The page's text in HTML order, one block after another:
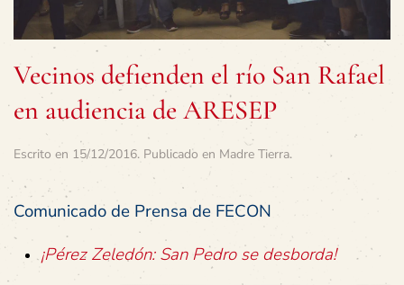
Vecinos defienden el río San Rafael
en audiencia de ARESEP
Escrito en 15/12/2016. Publicado en Madre Tierra.
Comunicado de Prensa de FECON
¡Pérez Zeledón: San Pedro se desborda!